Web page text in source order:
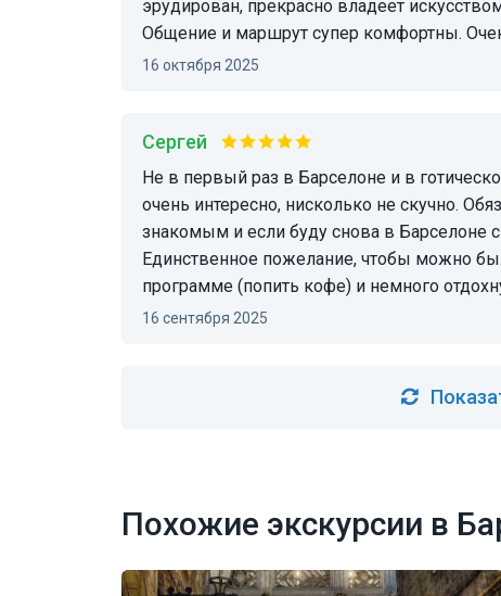
эрудирован, прекрасно владеет
Общение и маршрут супер комфортны.
16 октября 2025
Сергей
Не в первый раз в Барселоне и в готическом квартале, но как будто пришли в первый раз,
очень интересно, нисколько не скучно.
знакомым и если буду снова в Барселоне
Единственное пожелание, чтобы можно
программе (попить кофе) и немного
16 сентября 2025
Похожие экскурсии в